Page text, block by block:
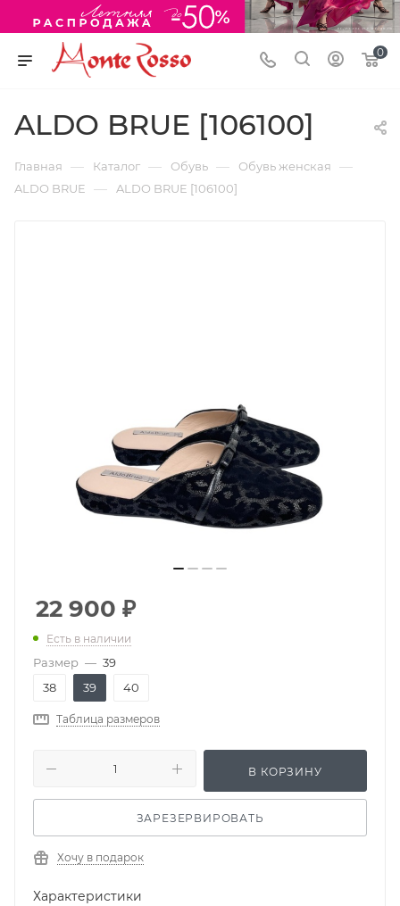
0
ALDO BRUE [106100]
Главная — Каталог — Обувь — Обувь женская —
ALDO BRUE — ALDO BRUE [106100]
22 900 ₽
Есть в наличии
Размер — 39
38
39 40
Таблица размеров
В КОРЗИНУ
ЗАРЕЗЕРВИРОВАТЬ
Хочу в подарок
Характеристики